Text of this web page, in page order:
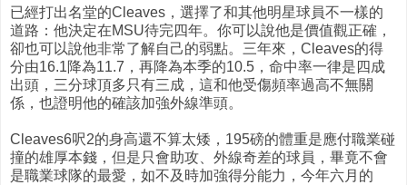
已經打出名堂的Cleaves，選擇了和其他明星球員不一樣的
道路：他決定在MSU待完四年。你可以說他是價值觀正確，
卻也可以說他非常了解自己的弱點。三年來，Cleaves的得
分由16.1降為11.7，再降為本季的10.5，命中率一律是四成
出頭，三分球頂多只有三成，這和他受傷頻率過高不無關
係，也證明他的確該加強外線準頭。
Cleaves6呎2的身高還不算太矮，195磅的體重是應付職業碰
撞的雄厚本錢，但是只會助攻、外線奇差的球員，畢竟不會
是職業球隊的最愛，如不及時加強得分能力，今年六月的